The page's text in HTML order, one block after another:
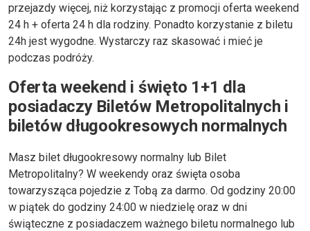
przejazdy więcej, niż korzystając z promocji oferta weekend
24 h + oferta 24 h dla rodziny. Ponadto korzystanie z biletu
24h jest wygodne. Wystarczy raz skasować i mieć je
podczas podróży.
Oferta weekend i święto 1+1 dla
posiadaczy Biletów Metropolitalnych i
biletów długookresowych normalnych
Masz bilet długookresowy normalny lub Bilet
Metropolitalny? W weekendy oraz święta osoba
towarzysząca pojedzie z Tobą za darmo. Od godziny 20:00
w piątek do godziny 24:00 w niedzielę oraz w dni
świąteczne z posiadaczem ważnego biletu normalnego lub